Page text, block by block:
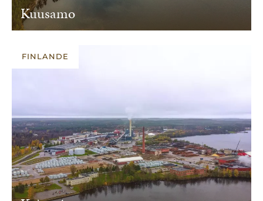
Kuusamo
FINLANDE